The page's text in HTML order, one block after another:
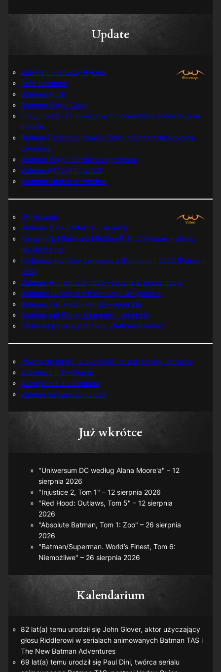
Update
Bat-Man: Pierwszy Rycerz
Grób Batmana
Batman: Hush
Batman: Wojna Cieni
Tuzy Jokera: 13 klasycznych opowieści o zbrodniczym
klaunie
Batman Detective Comics, Tom 1: Gothamski Nokturn:
Uwertura
Batman: Wojna żartów z zagadkami
Batman #445-447, #480
Batman: Śmierć w rodzinie
Wątpliwość
Batman: Dark Patterns – recenzja
Nie prześpij Batmana i Robina P. K. Johnsona + zimny
jak lód bonus
Najlepsze komiksy związane z Batmanem 2025 (Polska i
USA)
Batman Arkham: Clayface – recenzja, prezentacja
Batman i ukryty skarb Berniego Wrightsona
Batman: Full Moon (Pełnia) – recenzja
Batman and Robin: Memento – recenzja
30 lat od polskiej premiery „Batman Forever”
Powrót do lat 60. z okazji 60-lecia premiery Batmana
Z archiwum TM-Semic
Nawiązania do Batmana
Batman na kasetach video
Już wkrótce
"Uniwersum DC według Alana Moore'a" – 12
sierpnia 2026
"Injustice 2, Tom 1" – 12 sierpnia 2026
"Red Hood: Outlaws, Tom 5" – 12 sierpnia
2026
"Absolute Batman, Tom 1: Zoo" – 26 sierpnia
2026
"Batman/Superman. World’s Finest, Tom 6:
Niemożliwe" – 26 sierpnia 2026
Kalendarium
82 lat(a) temu urodził się John Glover, aktor użyczający
głosu Riddlerowi w serialach animowanych Batman TAS i
The New Batman Adventures
69 lat(a) temu urodził się Paul Dini, twórca serialu